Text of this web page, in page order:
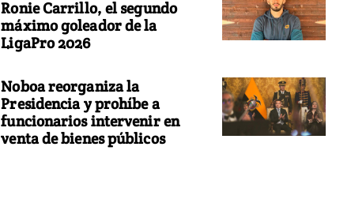
Ronie Carrillo, el segundo
máximo goleador de la
LigaPro 2026
Noboa reorganiza la
Presidencia y prohíbe a
funcionarios intervenir en
venta de bienes públicos